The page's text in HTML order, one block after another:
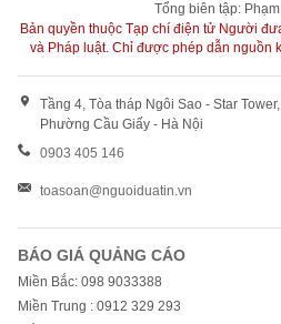
Tổng biên tập:
Bản quyền thuộc Tạp chí điện tử Người
và Pháp luật. Chỉ được phép dẫn nguồn
Tầng 4, Tòa tháp Ngôi Sao - Star
Phường Cầu Giấy - Hà Nội
0903 405 146
toasoan@nguoiduatin.vn
BÁO GIÁ QUẢNG CÁO
Miền Bắc: 098 9033388
Miền Trung : 0912 329 293